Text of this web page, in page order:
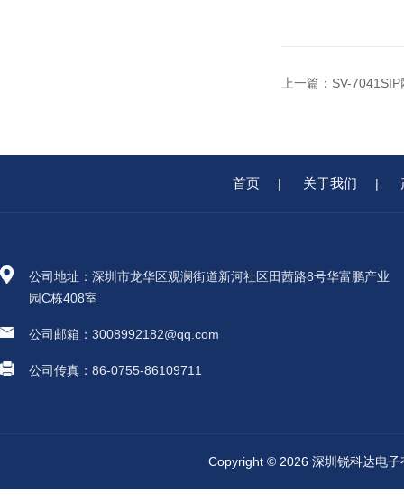
上一篇： SV-
首页 | 关于我们 |
公司地址：深圳市龙华区观澜街道新河社区田茜路8号华富鹏产业
园C栋408室
公司邮箱：3008992182@qq.com
公司传真：86-0755-86109711
Copyright © 2026 深圳锐科达电